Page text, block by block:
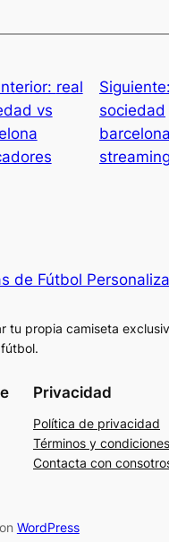
real
vs
Siguiente:
sociedad
barcelona
streaming
de Fútbol
tu propia camiseta
Privacidad
Política de privacidad
Términos y condiciones
Contacta con
WordPress